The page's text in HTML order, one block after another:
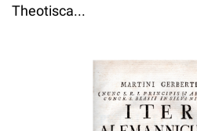
Theotisca...